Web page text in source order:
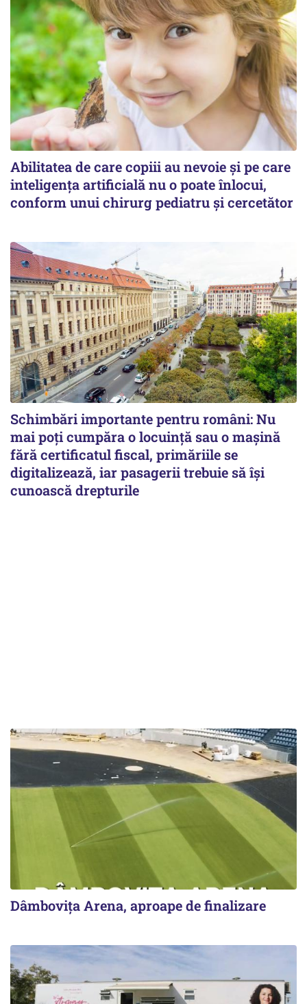
Abilitatea de care copiii au nevoie și pe care
inteligența artificială nu o poate înlocui,
conform unui chirurg pediatru și cercetător
Schimbări importante pentru români: Nu
mai poți cumpăra o locuință sau o mașină
fără certificatul fiscal, primăriile se
digitalizează, iar pasagerii trebuie să își
cunoască drepturile
Dâmbovița Arena, aproape de finalizare